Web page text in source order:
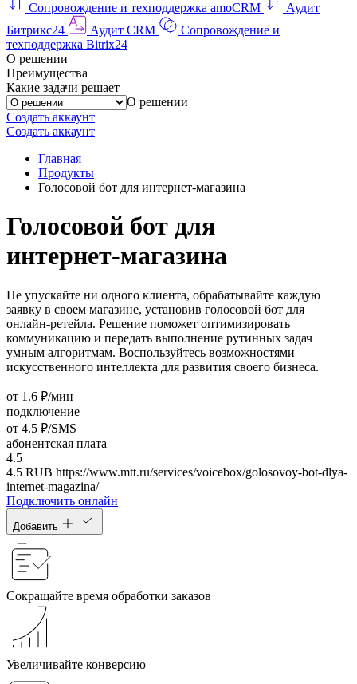
Сопровождение и техподдержка amoCRM
Аудит
Битрикс24
Аудит CRM
Сопровождение и
техподдержка Bitrix24
О решении
Преимущества
Какие задачи решает
О решении
Создать аккаунт
Создать аккаунт
Главная
Продукты
Голосовой бот для интернет‑магазина
Голосовой бот для
интернет‑магазина
Не упускайте ни одного клиента, обрабатывайте каждую
заявку в своем магазине, установив голосовой бот для
онлайн-ретейла. Решение поможет оптимизировать
коммуникацию и передать выполнение рутинных задач
умным алгоритмам. Воспользуйтесь возможностями
искусственного интеллекта для развития своего бизнеса.
от 1.6 ₽/мин
подключение
от 4.5 ₽/SMS
абонентская плата
4.5
4.5 RUB https://www.mtt.ru/services/voicebox/golosovoy-bot-dlya-
internet-magazina/
Подключить онлайн
Добавить
Сокращайте время обработки заказов
Увеличивайте конверсию